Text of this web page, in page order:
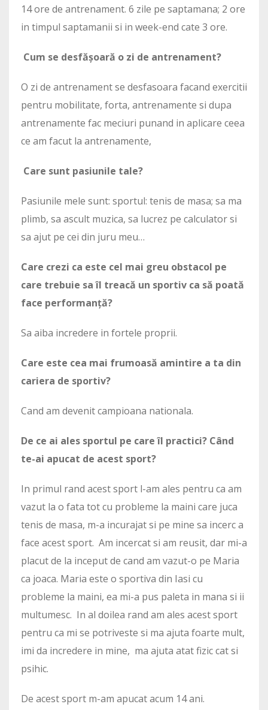
14 ore de antrenament. 6 zile pe saptamana; 2 ore
in timpul saptamanii si in week-end cate 3 ore.
Cum se desfășoară o zi de antrenament?
O zi de antrenament se desfasoara facand exercitii
pentru mobilitate, forta, antrenamente si dupa
antrenamente fac meciuri punand in aplicare ceea
ce am facut la antrenamente,
Care sunt pasiunile tale?
Pasiunile mele sunt: sportul: tenis de masa; sa ma
plimb, sa ascult muzica, sa lucrez pe calculator si
sa ajut pe cei din juru meu…
Care crezi ca este cel mai greu obstacol pe
care trebuie sa îl treacă un sportiv ca să poată
face performanță?
Sa aiba incredere in fortele proprii.
Care este cea mai frumoasă amintire a ta din
cariera de sportiv?
Cand am devenit campioana nationala.
De ce ai ales sportul pe care îl practici? Când
te-ai apucat de acest sport?
In primul rand acest sport l-am ales pentru ca am
vazut la o fata tot cu probleme la maini care juca
tenis de masa, m-a incurajat si pe mine sa incerc a
face acest sport. Am incercat si am reusit, dar mi-a
placut de la inceput de cand am vazut-o pe Maria
ca joaca. Maria este o sportiva din Iasi cu
probleme la maini, ea mi-a pus paleta in mana si ii
multumesc. In al doilea rand am ales acest sport
pentru ca mi se potriveste si ma ajuta foarte mult,
imi da incredere in mine, ma ajuta atat fizic cat si
psihic.
De acest sport m-am apucat acum 14 ani.